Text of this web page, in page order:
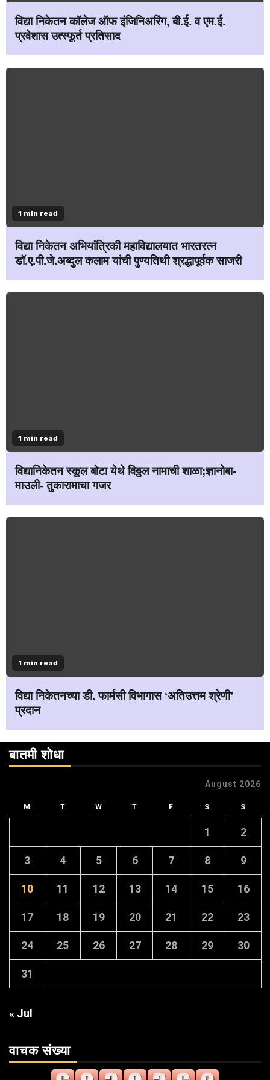
विद्या निकेतन कॉलेज ऑफ इंजिनिअरिंग, बी.ई. व एम.ई.
प्रवेशास उत्स्फूर्त प्रतिसाद
1 min read
विद्या निकेतन अभियांत्रिकी महाविद्यालयात भारतरत्न
डॉ.ए.पी.जे.अब्दुल कलाम यांची पुण्यतिथी श्रद्धापूर्वक साजरी
1 min read
विद्यानिकेतन स्कूल बोटा येथे विठ्ठल नामाची शाळा;ज्ञानोबा-
माउली- तुकारामाचा गजर
1 min read
विद्या निकेतनच्या डी. फार्मसी विभागास ‘अतिउत्तम श्रेणी’
प्रदान
बातमी शोधा
August 2026
M T W T F S S
1 2
3 4 5 6 7 8 9
10 11 12 13 14 15 16
17 18 19 20 21 22 23
24 25 26 27 28 29 30
31
« Jul
वाचक संख्या